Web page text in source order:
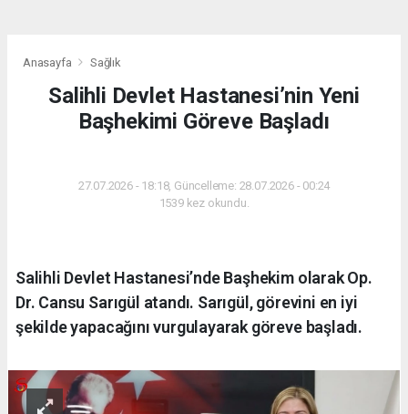
Anasayfa Sağlık
Salihli Devlet Hastanesi’nin Yeni
Başhekimi Göreve Başladı
27.07.2026 - 18:18, Güncelleme: 28.07.2026 - 00:24
1539 kez okundu.
Salihli Devlet Hastanesi’nde Başhekim olarak Op.
Dr. Cansu Sarıgül atandı. Sarıgül, görevini en iyi
şekilde yapacağını vurgulayarak göreve başladı.